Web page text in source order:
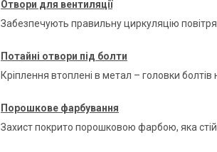
Отвори для вентиляції
Забезпечують правильну циркуляцію
Потайні отвори під болти
Кріплення втоплені в метал – головки болтів
Порошкове фарбування
Захист покрито порошковою фарбою, яка